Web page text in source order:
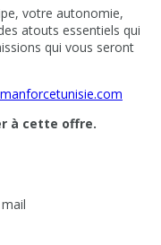
votre autonomie,
atouts essentiels qui
qui vous seront
à cette offre.